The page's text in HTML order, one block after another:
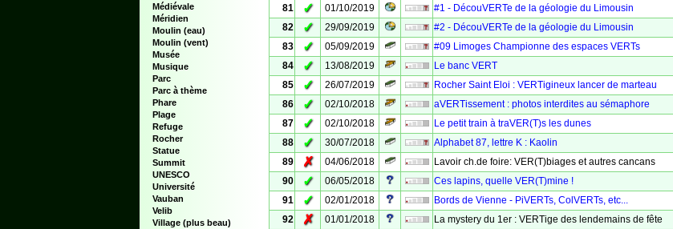
Médiévale
Méridien
Moulin (eau)
Moulin (vent)
Musée
Musique
Parc
Parc à thème
Phare
Plage
Refuge
Rocher
Statue
Summit
UNESCO
Université
Vauban
Velib
Village (plus beau)
81
✓ 01/10/2019
#1 - DécouVERTe de la géologie du Limousin
82
✓ 29/09/2019
#2 - DécouVERTe de la géologie du Limousin
83
✓ 05/09/2019
#09 Limoges Championne des espaces VERTs
84
✓ 13/08/2019
Le banc VERT
85
✓ 26/07/2019
Rocher Saint Eloi : VERTigineux lancer de marteau
86
✓ 02/10/2018
aVERTissement : photos interdites au sémaphore
87
✓ 02/10/2018
Le petit train à traVER(T)s les dunes
88
✓ 30/07/2018
Alphabet 87, lettre K : Kaolin
89
✗ 04/06/2018
Lavoir ch.de foire: VER(T)biages et autres cancans
90
✓ 06/05/2018
Ces lapins, quelle VER(T)mine !
91
✓ 02/01/2018
Bords de Vienne - PiVERTs, ColVERTs, etc...
92
✗ 01/01/2018
La mystery du 1er : VERTige des lendemains de fête